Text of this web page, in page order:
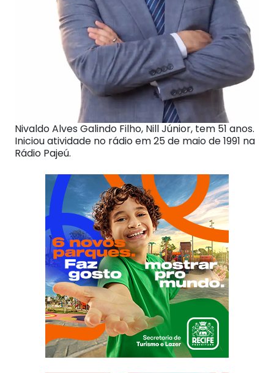
Nivaldo Alves Galindo Filho, Nill Júnior, tem 51 anos.
Iniciou atividade no rádio em 25 de maio de 1991 na
Rádio Pajeú.